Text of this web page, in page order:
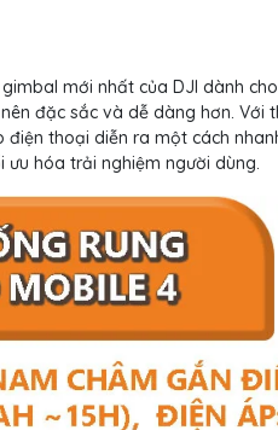
mới nhất của DJI dành
đặc sắc và dễ dàng hơn. Với
thoại diễn ra một cách
hóa trải nghiệm người dùng.